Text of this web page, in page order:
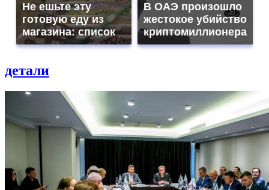
Не ешьте эту
готовую еду из
магазина: список
В ОАЭ произошло
жестокое убийство
криптомиллионера
детали